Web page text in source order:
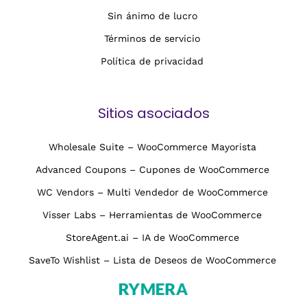
Sin ánimo de lucro
Términos de servicio
Política de privacidad
Sitios asociados
Wholesale Suite – WooCommerce Mayorista
Advanced Coupons – Cupones de WooCommerce
WC Vendors – Multi Vendedor de WooCommerce
Visser Labs – Herramientas de WooCommerce
StoreAgent.ai – IA de WooCommerce
SaveTo Wishlist – Lista de Deseos de WooCommerce